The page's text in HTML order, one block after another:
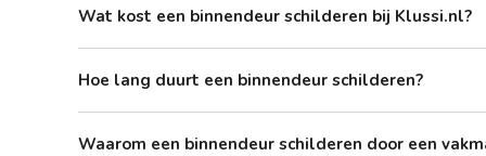
Wat kost een binnendeur schilderen bij Klussi.nl?
Hoe lang duurt een binnendeur schilderen?
Waarom een binnendeur schilderen door een